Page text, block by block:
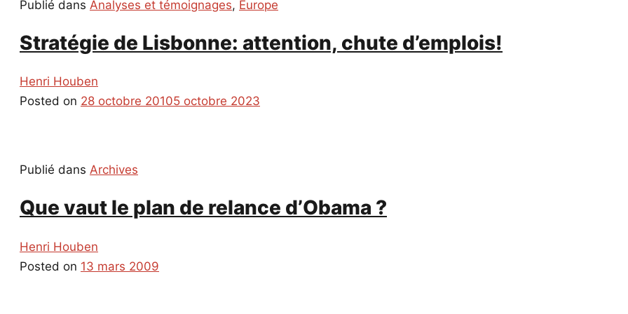
Publié dans Analyses et témoignages, Europe
Stratégie de Lisbonne: attention, chute d’emplois!
Henri Houben
Posted on 28 octobre 20105 octobre 2023
Publié dans Archives
Que vaut le plan de relance d’Obama ?
Henri Houben
Posted on 13 mars 2009